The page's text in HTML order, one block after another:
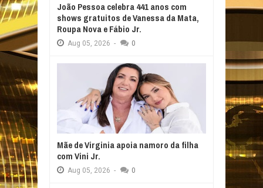
João Pessoa celebra 441 anos com
shows gratuitos de Vanessa da Mata,
Roupa Nova e Fábio Jr.
Aug 05, 2026 - 0
Mãe de Virginia apoia namoro da filha
com Vini Jr.
Aug 05, 2026 - 0